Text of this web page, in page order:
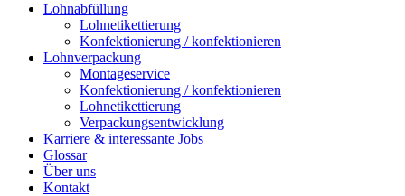
Lohnabfüllung
Lohnetikettierung
Konfektionierung / konfektionieren
Lohnverpackung
Montageservice
Konfektionierung / konfektionieren
Lohnetikettierung
Verpackungsentwicklung
Karriere & interessante Jobs
Glossar
Über uns
Kontakt